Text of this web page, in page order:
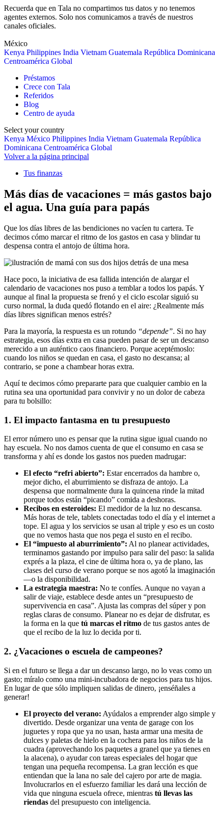
Recuerda que en Tala no compartimos tus datos y no tenemos
agentes externos. Solo nos comunicamos a través de nuestros
canales oficiales.
México
Kenya Philippines India Vietnam Guatemala República Dominicana
Centroamérica Global
Préstamos
Crece con Tala
Referidos
Blog
Centro de ayuda
Select your country
Kenya México Philippines India Vietnam Guatemala República
Dominicana Centroamérica Global
Volver a la página principal
Tus finanzas
Más días de vacaciones = más gastos bajo
el agua. Una guía para papás
Que los días libres de las bendiciones no vacíen tu cartera. Te
decimos cómo marcar el ritmo de los gastos en casa y blindar tu
despensa contra el antojo de última hora.
Hace poco, la iniciativa de esa fallida intención de alargar el
calendario de vacaciones nos puso a temblar a todos los papás. Y
aunque al final la propuesta se frenó y el ciclo escolar siguió su
curso normal, la duda quedó flotando en el aire: ¿Realmente más
días libres significan menos estrés?
Para la mayoría, la respuesta es un rotundo “depende”. Si no hay
estrategia, esos días extra en casa pueden pasar de ser un descanso
merecido a un auténtico caos financiero. Porque aceptémoslo:
cuando los niños se quedan en casa, el gasto no descansa; al
contrario, se pone a chambear horas extra.
Aquí te decimos cómo prepararte para que cualquier cambio en la
rutina sea una oportunidad para convivir y no un dolor de cabeza
para tu bolsillo:
1. El impacto fantasma en tu presupuesto
El error número uno es pensar que la rutina sigue igual cuando no
hay escuela. No nos damos cuenta de que el consumo en casa se
transforma y ahí es donde los gastos nos pueden madrugar:
El efecto “refri abierto”: Estar encerrados da hambre o,
mejor dicho, el aburrimiento se disfraza de antojo. La
despensa que normalmente dura la quincena rinde la mitad
porque todos están “picando” comida a deshoras.
Recibos en esteroides: El medidor de la luz no descansa.
Más horas de tele, tablets conectadas todo el día y el internet a
tope. El agua y los servicios se usan al triple y eso es un costo
que no vemos hasta que nos pega el susto en el recibo.
El “impuesto al aburrimiento”: Al no planear actividades,
terminamos gastando por impulso para salir del paso: la salida
exprés a la plaza, el cine de última hora o, ya de plano, las
clases del curso de verano porque se nos agotó la imaginación
—o la disponibilidad.
La estrategia maestra: No te confíes. Aunque no vayan a
salir de viaje, establece desde antes un “presupuesto de
supervivencia en casa”. Ajusta las compras del súper y pon
reglas claras de consumo. Planear no es dejar de disfrutar, es
la forma en la que tú marcas el ritmo de tus gastos antes de
que el recibo de la luz lo decida por ti.
2. ¿Vacaciones o escuela de campeones?
Si en el futuro se llega a dar un descanso largo, no lo veas como un
gasto; míralo como una mini-incubadora de negocios para tus hijos.
En lugar de que sólo impliquen salidas de dinero, ¡enséñales a
generar!
El proyecto del verano: Ayúdalos a emprender algo simple y
divertido. Desde organizar una venta de garage con los
juguetes y ropa que ya no usan, hasta armar una mesita de
dulces y paletas de hielo en la cochera para los niños de la
cuadra (aprovechando los paquetes a granel que ya tienes en
la alacena), o ayudar con tareas especiales del hogar que
tengan una pequeña recompensa. La gran lección es que
entiendan que la lana no sale del cajero por arte de magia.
Involucrarlos en el esfuerzo familiar les dará una lección de
vida que ninguna escuela ofrece, mientras tú llevas las
riendas del presupuesto con inteligencia.